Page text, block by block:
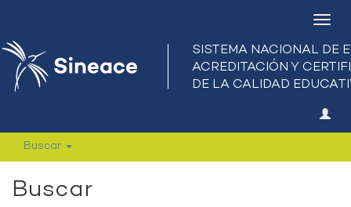
Buscar
Buscar